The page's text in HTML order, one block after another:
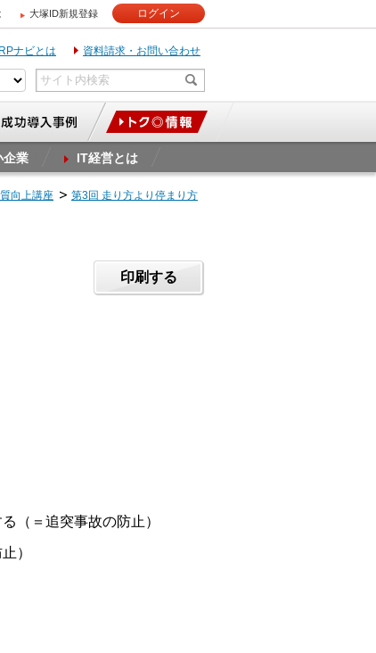
大塚ID新規登録 ログイン
ナビとは 資料請求・お問い合わせ
企業 IT経営とは
向上講座 第3回 走り方より停まり方
印刷する
（＝追突事故の防止）
）